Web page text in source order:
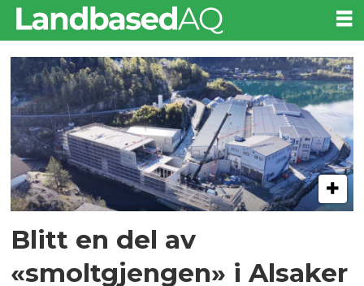
Tag:
alsaker
Blitt en del av
«smoltgjengen» i Alsaker